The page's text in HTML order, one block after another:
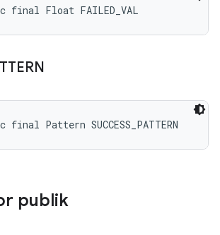
Float FAILED_VAL
Pattern SUCCESS_PATTERN
publik